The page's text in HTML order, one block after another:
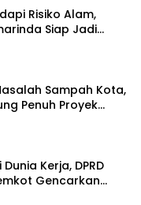
Risiko Alam,
Siap Jadi
Kalimantan
Sampah Kota,
Penuh Proyek
Kerja, DPRD
Gencarkan